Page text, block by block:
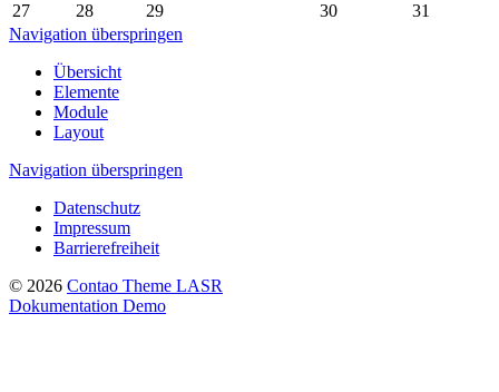
27
28 29 30
31
Navigation überspringen
Übersicht
Elemente
Module
Layout
Navigation überspringen
Datenschutz
Impressum
Barrierefreiheit
© 2026 Contao Theme LASR
Dokumentation Demo